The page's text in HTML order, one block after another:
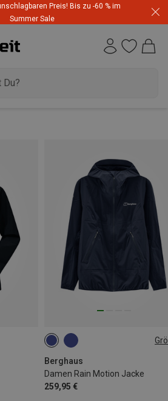
Preis! Bis zu -60 % im
Summer Sale
Berghaus
Damen Rain Motion Jacke
259,95 €
S L